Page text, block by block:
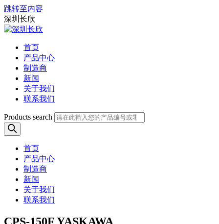
跳转至内容
深圳长欣
首页
产品中心
制造商
新闻
关于我们
联系我们
Products search
首页
产品中心
制造商
新闻
关于我们
联系我们